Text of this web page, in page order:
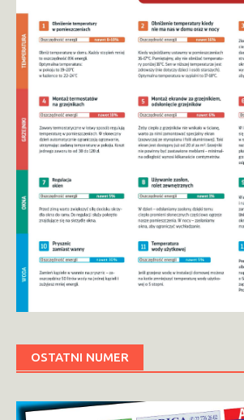
OSTATNI NUMER